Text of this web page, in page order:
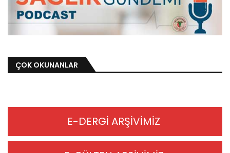
ÇOK OKUNANLAR
E-DERGİ ARŞİVİMİZ